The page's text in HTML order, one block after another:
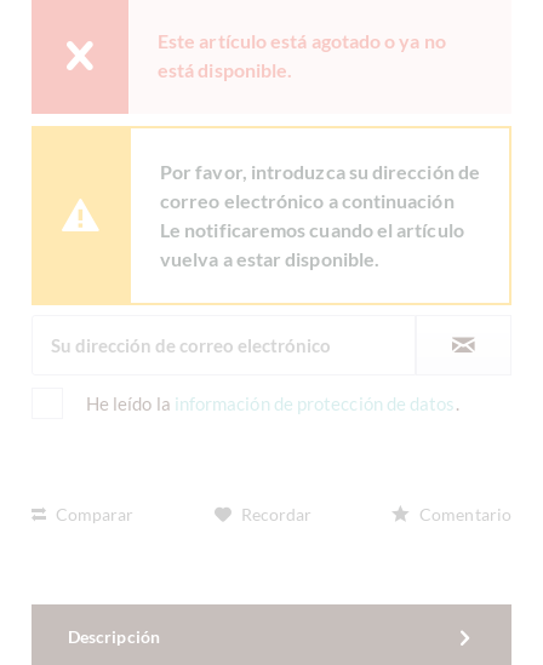
Este artículo está agotado o ya no
está disponible.
Por favor, introduzca su dirección de
correo electrónico a continuación
Le notificaremos cuando el artículo
vuelva a estar disponible.
He leído la información de protección de datos.
Comparar Recordar Comentario
Descripción